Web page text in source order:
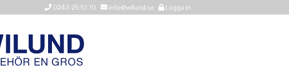
0243-25 51 10 info@wilund.se Logga in